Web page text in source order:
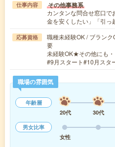
仕事内容 その他事務系
カンタンな問合せ窓口
金を安くしたい」「引
応募資格
職種未経験OK / ブラン
要
未経験OK★その他にも
#9月スタート#10月スタ
職場の雰囲気
年齢層
20代
30代
男女比率
女性